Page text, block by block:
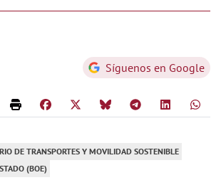
Síguenos en Google
DE TRANSPORTES Y MOVILIDAD SOSTENIBLE
(BOE)